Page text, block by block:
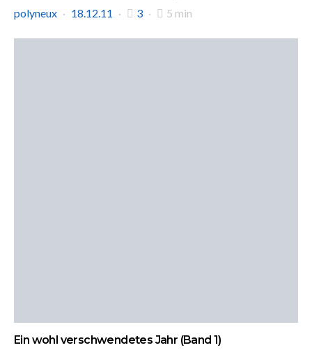
polyneux
18.12.11 3 5 min
Ein wohl verschwendetes Jahr (Band 1)